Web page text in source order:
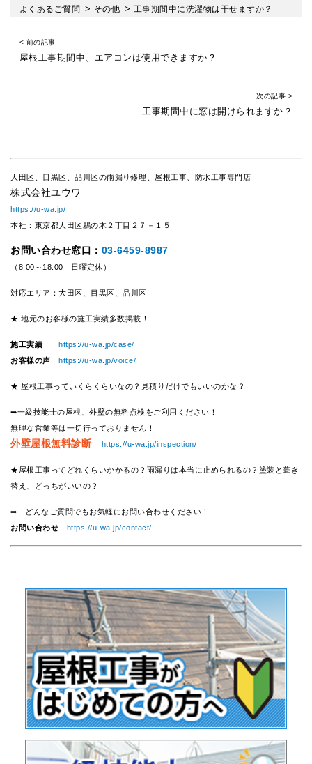
よくあるご質問 > その他 > 工事期間中に洗濯物は干せますか？
< 前の記事
屋根工事期間中、エアコンは使用できますか？
次の記事 >
工事期間中に窓は開けられますか？
大田区、目黒区、品川区の雨漏り修理、屋根工事、防水工事専門店
株式会社ユウワ
https://u-wa.jp/
本社：東京都大田区鵜の木２丁目２７－１５
お問い合わせ窓口： 03-6459-8987
（8:00～18:00 日曜定休）
対応エリア：大田区、目黒区、品川区
★ 地元のお客様の施工実績多数掲載！
施工実績
https://u-wa.jp/case/
お客様の声
https://u-wa.jp/voice/
★ 屋根工事っていくらくらいなの？見積りだけでもいいのかな？
➡一級技能士の屋根、外壁の無料点検をご利用ください！
無理な営業等は一切行っておりません！
外壁屋根無料診断 https://u-wa.jp/inspection/
★屋根工事ってどれくらいかかるの？雨漏りは本当に止められるの？塗装と葺き
替え、どっちがいいの？
➡ どんなご質問でもお気軽にお問い合わせください！
お問い合わせ
https://u-wa.jp/contact/